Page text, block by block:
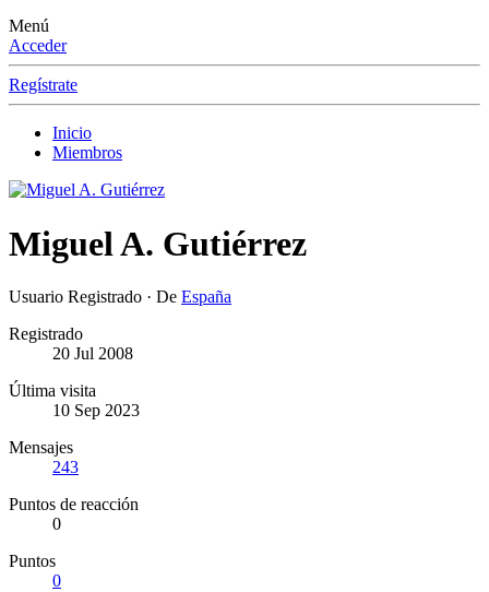
Menú
Acceder
Regístrate
Inicio
Miembros
Miguel A. Gutiérrez
Usuario Registrado · De España
Registrado
20 Jul 2008
Última visita
10 Sep 2023
Mensajes
243
Puntos de reacción
0
Puntos
0